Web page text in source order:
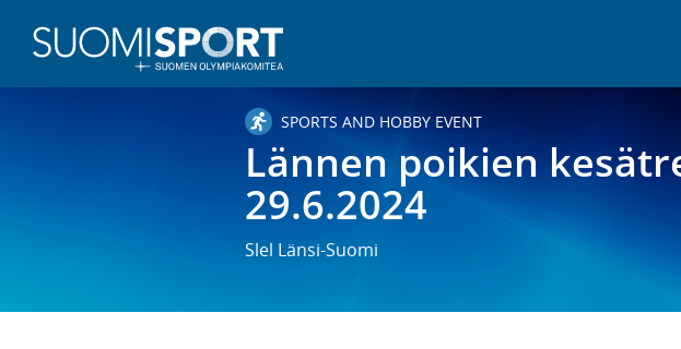
SPORTS AND HOBBY EVENT
Lännen poikien
29.6.2024
Slel Länsi-Suomi